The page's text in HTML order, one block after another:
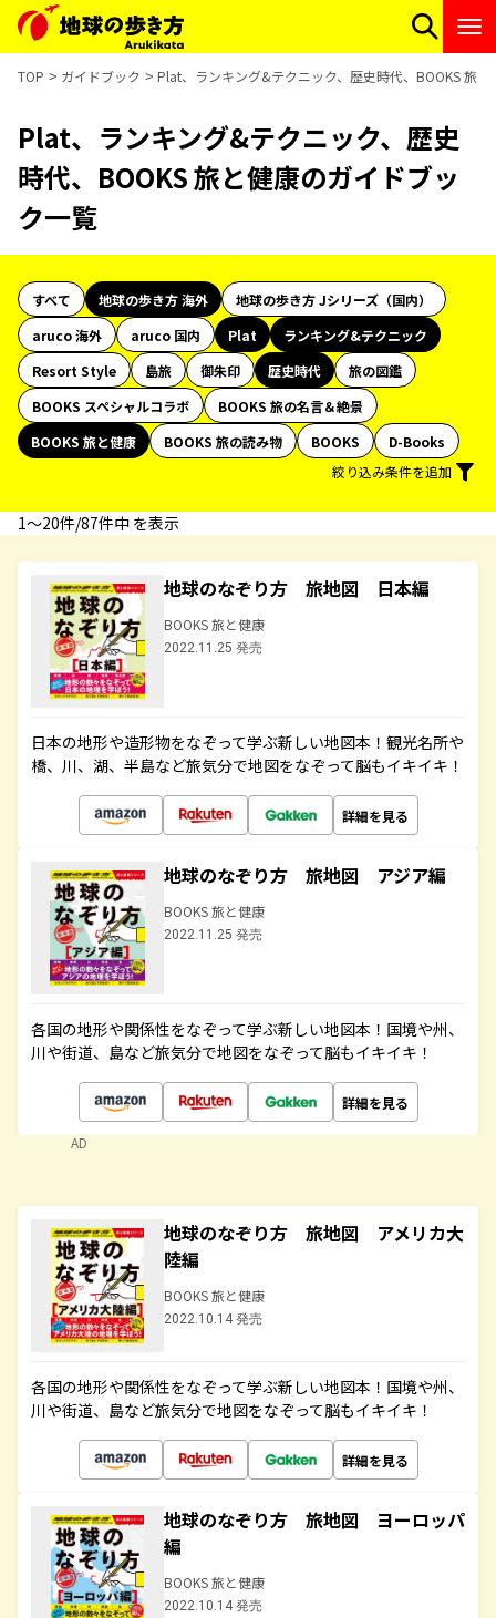
TOP ガイドブック Plat、ランキング&テクニック、歴史時代、BOOKS 旅
Plat、ランキング&テクニック、歴史
時代、BOOKS 旅と健康のガイドブッ
ク一覧
すべて 地球の歩き方 海外
地球の歩き方 Jシリーズ（国内）
aruco 海外
aruco 国内 Plat
ランキング&テクニック
Resort Style
島旅 御朱印 歴史時代
旅の図鑑
BOOKS スペシャルコラボ
BOOKS 旅の名言＆絶景
BOOKS 旅と健康
BOOKS 旅の読み物 BOOKS
D-Books
絞り込み条件を追加
1〜20件/87件中 を表示
地球のなぞり方 旅地図 日本編
BOOKS 旅と健康
2022.11.25 発売
日本の地形や造形物をなぞって学ぶ新しい地図本！観光名所や
橋、川、湖、半島など旅気分で地図をなぞって脳もイキイキ！
詳細を見る
地球のなぞり方 旅地図 アジア編
BOOKS 旅と健康
2022.11.25 発売
各国の地形や関係性をなぞって学ぶ新しい地図本！国境や州、
川や街道、島など旅気分で地図をなぞって脳もイキイキ！
詳細を見る
AD
地球のなぞり方 旅地図 アメリカ大
陸編
BOOKS 旅と健康
2022.10.14 発売
各国の地形や関係性をなぞって学ぶ新しい地図本！国境や州、
川や街道、島など旅気分で地図をなぞって脳もイキイキ！
詳細を見る
地球のなぞり方 旅地図 ヨーロッパ
編
BOOKS 旅と健康
2022.10.14 発売